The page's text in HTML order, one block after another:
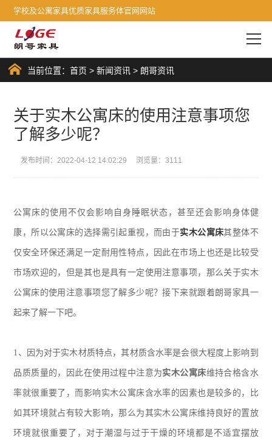
学校及公寓家具优质家具服务体官网网站
当前位置：首页 >新闻资讯 > 朗哥资讯
关于实木公寓床的使用注意事项您
了解多少呢？
发布时间：2022-04-12 14:02:29 浏览量：3111
公寓床的使用不仅会影响自身睡眠状态，甚至还会影响身体健
康，所以公寓床的选择需引起重视，而由于实木公寓床其整体不
仅安全环保还满足一定耐用性特点，因此在市场上也还是比较受
市场欢迎的，但是其也是具有一定使用注意事项，那么关于实木
公寓床的使用注意事项您了解多少呢？接下来就跟着朗哥家具一
起来了解一下吧。
1、 因为对于实木材质特点，其材质含水率是会很大程度上影响到
品质质量的，因此在使用过程中注意为实木公寓床维持合格含水
率就很重要了，而影响实木公寓床含水率的因素也是较多的，比
如其环境就占有较大影响，那么为其实木公寓床维持良好的置放
环境就很重要了，对于潮湿与过于干燥的环境都是不适宜摆放